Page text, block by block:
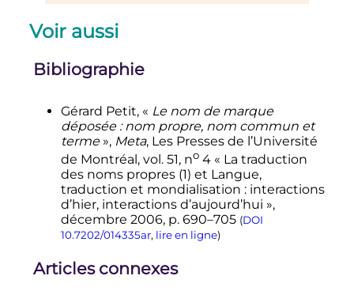
propriété intellectuelle
↑(en) « Mozilla Licensing Policies
Fondation Mozilla
l'utilisation de la marque Firefox
déposée sur les logos Firefox »,
mozilla.com , 8 juin 2011.
↑Jennifer Jenkins,
This Bear’s For
You! (Or, Is It?) : Can Companies Use
Copyright and Trademark To Claim
Rights to Public Domain Works?
surDuke’s Center for the Study of
the Public Domain,2022
↑Voir par exemple l'arrêt
Corp. v. Twentieth Century Fox Film
Voir aussi
Bibliographie
Gérard Petit, « Le nom de marque
déposée : nom propre, nom commun et
terme», Meta, Les Presses de l’Université
de Montréal, vol.51, no4 « La traduction
des noms propres (1) et Langue,
traduction et mondialisation : interactions
d’hier, interactions d’aujourd’hui »,
décembre 2006, p.690–705 (DOI
10.7202/014335ar, lire en ligne)
Articles connexes